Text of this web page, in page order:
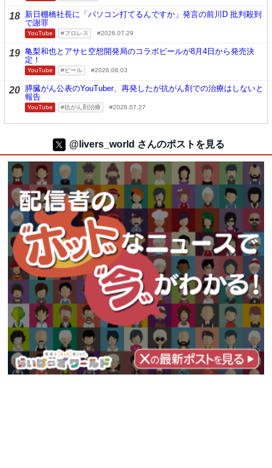
18 新日棚橋社長に「パソコン打てるんですか」発言の前川D 批判殺到
で謝罪
YouTube プロレス 2026.07.29
19 亀梨和也とアサヒ空想開発局のコラボビールが8月4日から発売決
定！
YouTube ビール 2026.08.03
20 膵臓がん公表のYouTuber、再発したが抗がん剤での治療はしないと
報告
YouTube 抗がん剤治療 2026.07.27
@livers_world さんのポストを見る